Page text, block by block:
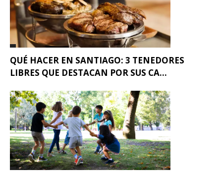
QUÉ HACER EN SANTIAGO: 3 TENEDORES
LIBRES QUE DESTACAN POR SUS CA...